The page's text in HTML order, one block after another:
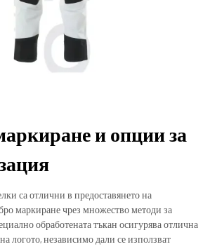
и опции за
са отлични в предоставянето на
маркиране чрез множество методи за
обработената тъкан осигурява отлична
логото, независимо дали се използват